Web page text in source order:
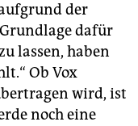
der
dafür
lassen, haben
Ob Vox
wird, ist
noch eine